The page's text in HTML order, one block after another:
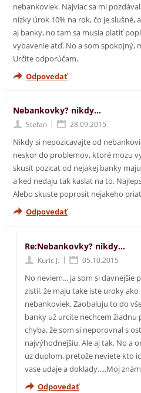
nebankoviek. Najviac sa mi
nízky úrok 10% na rok, čo je slušné,
aj banky, no tam sa musia platiť
vybavenie atď. No a som spokojný,
Určite odporúčam.
Odpovedať
Nebankovky? nikdy...
Stefan | 28.09.2015
Nikdy si nepozicavajte od
neskor do problemov, ktoré mozu
skusit pozicat od nejakej banky
a ked nedaju tak kaslat na to.
Alebo skuste poprosit nejakeho
Odpovedať
Re:Nebankovky? nikdy...
Kuric J. | 05.10.2015
No neviem... ja som si davnejšie
zistil, že maju take iste uroky ako
nebankoviek. Zaobaluju to do
banky už urcite nechcem
chyba, že som si neporovnal s
najvýhodnejšiu. Ale aj tak. No a
uz duplom, pretože neviete kto
vase udaje a doklady.....Moj
Odpovedať